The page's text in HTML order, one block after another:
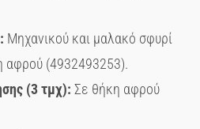
Μηχανικού και μαλακό σφυρί
αφρού (4932493253).
(3 τμχ): Σε θήκη αφρού